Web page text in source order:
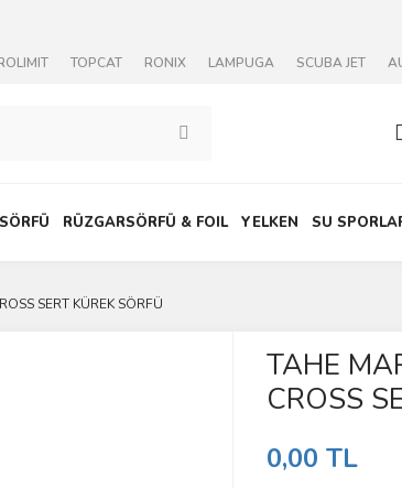
TOPCAT RONIX LAMPUGA SCUBA JET
RÜZGARSÖRFÜ & FOIL YELKEN SU
SERT KÜREK SÖRFÜ
TAHE
CROSS
0,00 TL